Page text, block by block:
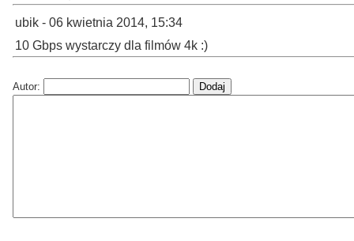
ubik - 06 kwietnia 2014, 15:34
10 Gbps wystarczy dla filmów 4k :)
Autor: